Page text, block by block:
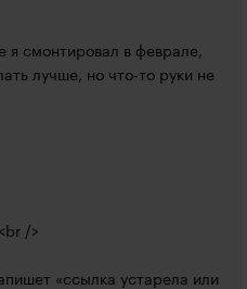
я смонтировал в феврале,
лучше, но что-то руки не
<br />
«ссылка устарела или